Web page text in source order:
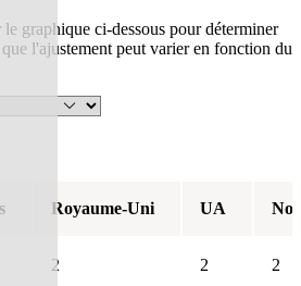
graphique ci-dessous pour déterminer
l'ajustement peut varier en fonction du
Royaume-Uni UA
2 2 2